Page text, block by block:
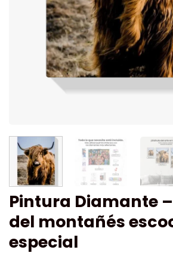
Pintura Diamante
del montañés
especial